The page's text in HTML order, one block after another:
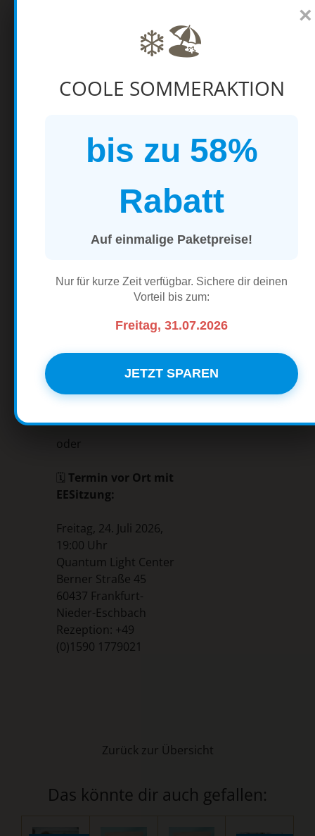
Zellscan-Labore,
(ProCasa), Quirine
Freiin von Quernheim
Werner
(Physiotherapeut),
Wir freuen uns
begrüßen zu dürfen!
Veranstaltungsdetails
Online-Seminar:
https://meet.google.com/uxu-
oder
🗓️ Termin vor Ort mit
EESitzung:
Freitag, 24. Juli 2026,
19:00 Uhr
Quantum Light Center
Berner Straße 45
60437 Frankfurt-
Nieder-Eschbach
Rezeption: +49
(0)1590 1779021
Zurück zur Übersicht
Das könnte dir auch gefallen:
×
❄️🏖️
COOLE SOMMERAKTION
bis zu 58%
Rabatt
Auf einmalige Paketpreise!
Nur für kurze Zeit verfügbar. Sichere dir deinen
Vorteil bis zum:
Freitag, 31.07.2026
JETZT SPAREN